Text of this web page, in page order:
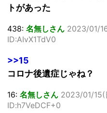
トがあった
438: 名無しさん 2023/01/
ID:AIvX1TdV0
>>15
コロナ後遺症じゃね？
16: 名無しさん 2023/01/15(
ID:h7VeDCF+0